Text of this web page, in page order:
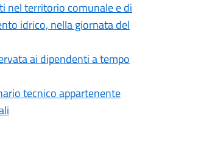
nel territorio comunale e di
idrico, nella giornata del
ai dipendenti a tempo
tecnico appartenente